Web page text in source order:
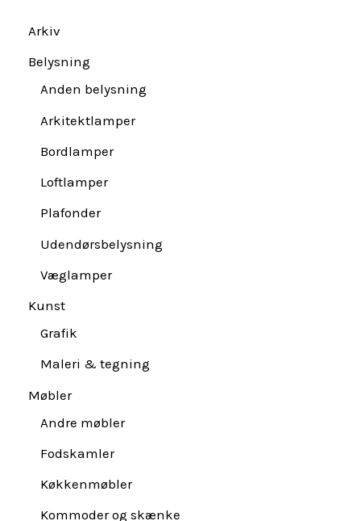
Arkiv
Belysning
Anden belysning
Arkitektlamper
Bordlamper
Loftlamper
Plafonder
Udendørsbelysning
Væglamper
Kunst
Grafik
Maleri & tegning
Møbler
Andre møbler
Fodskamler
Køkkenmøbler
Kommoder og skænke